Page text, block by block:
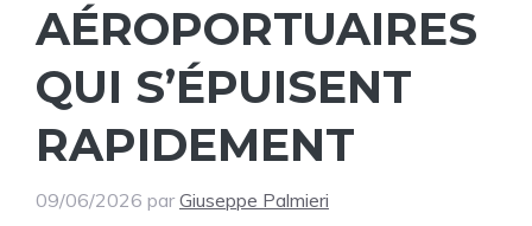
AÉROPORTUAIRES
QUI S’ÉPUISENT
RAPIDEMENT
09/06/2026 par Giuseppe Palmieri